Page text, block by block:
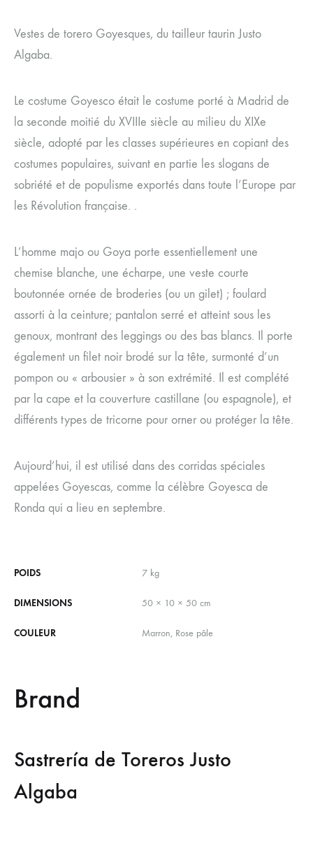
Vestes de torero Goyesques, du tailleur taurin Justo
Algaba.
Le costume Goyesco était le costume porté à Madrid de
la seconde moitié du XVIIIe siècle au milieu du XIXe
siècle, adopté par les classes supérieures en copiant des
costumes populaires, suivant en partie les slogans de
sobriété et de populisme exportés dans toute l’Europe par
les Révolution française. .
L’homme majo ou Goya porte essentiellement une
chemise blanche, une écharpe, une veste courte
boutonnée ornée de broderies (ou un gilet) ; foulard
assorti à la ceinture; pantalon serré et atteint sous les
genoux, montrant des leggings ou des bas blancs. Il porte
également un filet noir brodé sur la tête, surmonté d’un
pompon ou « arbousier » à son extrémité. Il est complété
par la cape et la couverture castillane (ou espagnole), et
différents types de tricorne pour orner ou protéger la tête.
Aujourd’hui, il est utilisé dans des corridas spéciales
appelées Goyescas, comme la célèbre Goyesca de
Ronda qui a lieu en septembre.
POIDS 7 kg
DIMENSIONS 50 × 10 × 50 cm
COULEUR Marron, Rose pâle
Brand
Sastrería de Toreros Justo
Algaba